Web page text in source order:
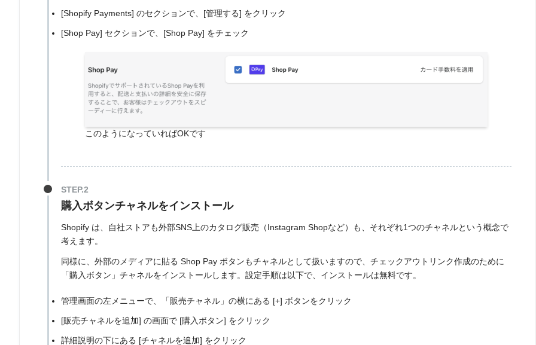
[Shopify Payments] のセクションで、[管理する] をクリック
[Shop Pay] セクションで、[Shop Pay] をチェック
このようになっていればOKです
購入ボタンチャネルをインストール
Shopify は、自社ストアも外部SNS上のカタログ販売（Instagram Shopなど）も、それぞれ1つのチャネルという概念で
考えます。
同様に、外部のメディアに貼る Shop Pay ボタンもチャネルとして扱いますので、チェックアウトリンク作成のために
「購入ボタン」チャネルをインストールします。設定手順は以下で、インストールは無料です。
管理画面の左メニューで、「販売チャネル」の横にある [+] ボタンをクリック
[販売チャネルを追加] の画面で [購入ボタン] をクリック
詳細説明の下にある [チャネルを追加] をクリック